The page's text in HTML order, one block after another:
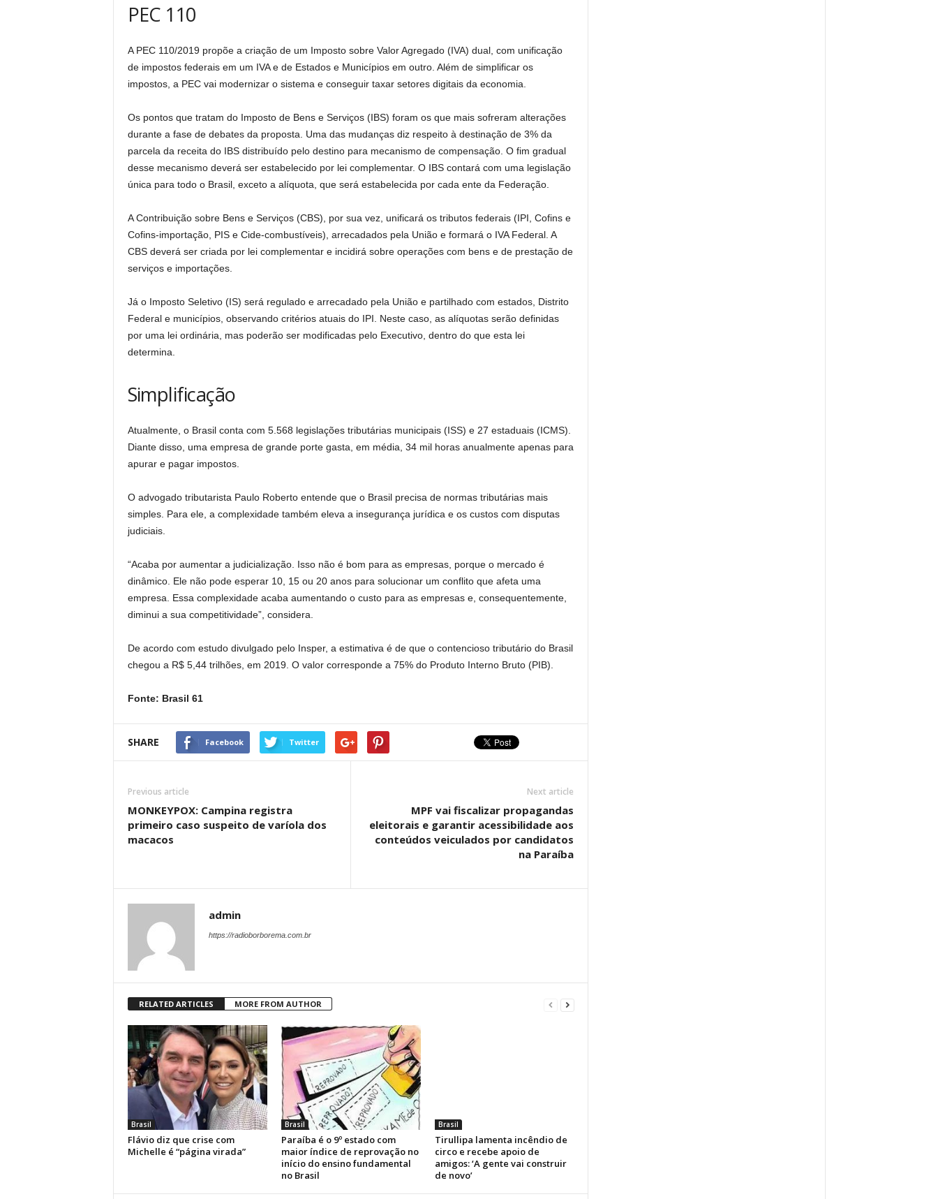
PEC 110
A PEC 110/2019 propõe a criação de um Imposto sobre Valor Agregado (IVA) dual, com unificação
de impostos federais em um IVA e de Estados e Municípios em outro. Além de simplificar os
impostos, a PEC vai modernizar o sistema e conseguir taxar setores digitais da economia.
Os pontos que tratam do Imposto de Bens e Serviços (IBS) foram os que mais sofreram alterações
durante a fase de debates da proposta. Uma das mudanças diz respeito à destinação de 3% da
parcela da receita do IBS distribuído pelo destino para mecanismo de compensação. O fim gradual
desse mecanismo deverá ser estabelecido por lei complementar. O IBS contará com uma legislação
única para todo o Brasil, exceto a alíquota, que será estabelecida por cada ente da Federação.
A Contribuição sobre Bens e Serviços (CBS), por sua vez, unificará os tributos federais (IPI, Cofins e
Cofins-importação, PIS e Cide-combustíveis), arrecadados pela União e formará o IVA Federal. A
CBS deverá ser criada por lei complementar e incidirá sobre operações com bens e de prestação de
serviços e importações.
Já o Imposto Seletivo (IS) será regulado e arrecadado pela União e partilhado com estados, Distrito
Federal e municípios, observando critérios atuais do IPI. Neste caso, as alíquotas serão definidas
por uma lei ordinária, mas poderão ser modificadas pelo Executivo, dentro do que esta lei
determina.
Simplificação
Atualmente, o Brasil conta com 5.568 legislações tributárias municipais (ISS) e 27 estaduais (ICMS).
Diante disso, uma empresa de grande porte gasta, em média, 34 mil horas anualmente apenas para
apurar e pagar impostos.
O advogado tributarista Paulo Roberto entende que o Brasil precisa de normas tributárias mais
simples. Para ele, a complexidade também eleva a insegurança jurídica e os custos com disputas
judiciais.
“Acaba por aumentar a judicialização. Isso não é bom para as empresas, porque o mercado é
dinâmico. Ele não pode esperar 10, 15 ou 20 anos para solucionar um conflito que afeta uma
empresa. Essa complexidade acaba aumentando o custo para as empresas e, consequentemente,
diminui a sua competitividade”, considera.
De acordo com estudo divulgado pelo Insper, a estimativa é de que o contencioso tributário do Brasil
chegou a R$ 5,44 trilhões, em 2019. O valor corresponde a 75% do Produto Interno Bruto (PIB).
Fonte: Brasil 61
SHARE Facebook Twitter
Previous article
MONKEYPOX: Campina registra
primeiro caso suspeito de varíola dos
macacos
Next article
MPF vai fiscalizar propagandas
eleitorais e garantir acessibilidade aos
conteúdos veiculados por candidatos
na Paraíba
admin
https://radioborborema.com.br
RELATED ARTICLES MORE FROM AUTHOR
Brasil
Flávio diz que crise com
Michelle é “página virada”
Brasil
Paraíba é o 9º estado com
maior índice de reprovação no
início do ensino fundamental
no Brasil
Brasil
Tirullipa lamenta incêndio de
circo e recebe apoio de
amigos: ‘A gente vai construir
de novo’